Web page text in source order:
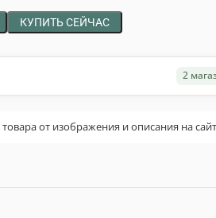
КУПИТЬ СЕЙЧАС
2
от изображения и описания на